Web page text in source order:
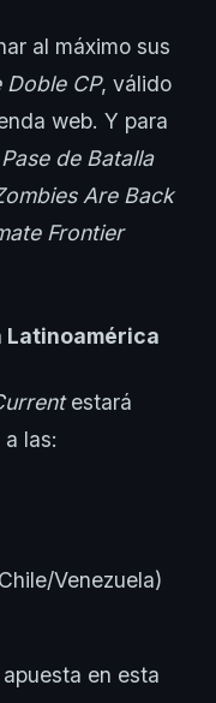
al máximo sus
Doble CP, válido
web. Y para
de Batalla
Are Back
Frontier
Latinoamérica
estará
las:
Venezuela)
en esta